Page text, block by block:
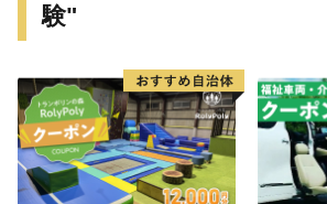
本土とつながりました。
● 世界最北のサンゴの海
串本は北緯33度30分という位置にあ
の茂る温帯の海に属します。しかし、
運んでくる黒潮の働きによって串本の
れ、南の海と同様のサンゴ群落が形成
験"